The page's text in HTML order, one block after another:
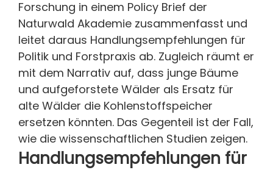
Forschung in einem Policy Brief der
Naturwald Akademie zusammenfasst und
leitet daraus Handlungsempfehlungen für
Politik und Forstpraxis ab. Zugleich räumt er
mit dem Narrativ auf, dass junge Bäume
und aufgeforstete Wälder als Ersatz für
alte Wälder die Kohlenstoffspeicher
ersetzen könnten. Das Gegenteil ist der Fall,
wie die wissenschaftlichen Studien zeigen.
Handlungsempfehlungen für